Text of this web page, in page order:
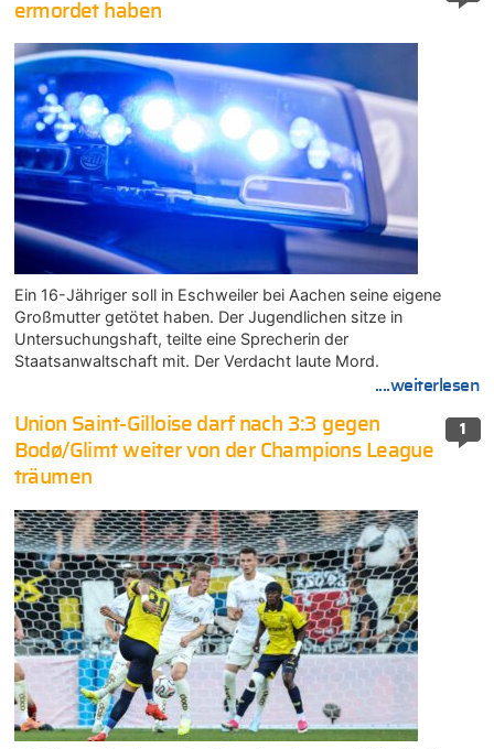
ermordet haben
Ein 16-Jähriger soll in Eschweiler bei Aachen seine eigene
Großmutter getötet haben. Der Jugendlichen sitze in
Untersuchungshaft, teilte eine Sprecherin der
Staatsanwaltschaft mit. Der Verdacht laute Mord.
....weiterlesen
1
Union Saint-Gilloise darf nach 3:3 gegen
Bodø/Glimt weiter von der Champions League
träumen